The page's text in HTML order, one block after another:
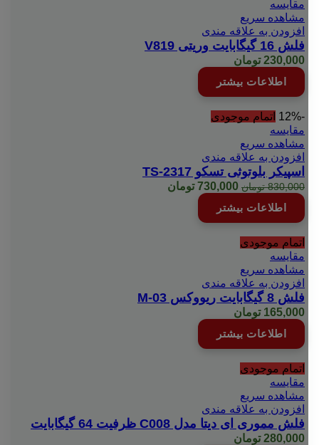
مقایسه
مشاهده سریع
افزودن به علاقه مندی
فلش 16 گیگابایت وریتی V819
230,000 تومان
اطلاعات بیشتر
-12%
اتمام موجودی
مقایسه
مشاهده سریع
افزودن به علاقه مندی
اسپیکر بلوتوثی تسکو TS-2317
830,000 تومان قیمت
بود.
730,000 تومان
اطلاعات بیشتر
اتمام موجودی
مقایسه
مشاهده سریع
افزودن به علاقه مندی
فلش 8 گیگابایت ریووکس M-03
165,000 تومان
اطلاعات بیشتر
اتمام موجودی
مقایسه
مشاهده سریع
افزودن به علاقه مندی
فلش مموری ای دیتا مدل C008 ظرفیت 64 گیگابایت
280,000 تومان